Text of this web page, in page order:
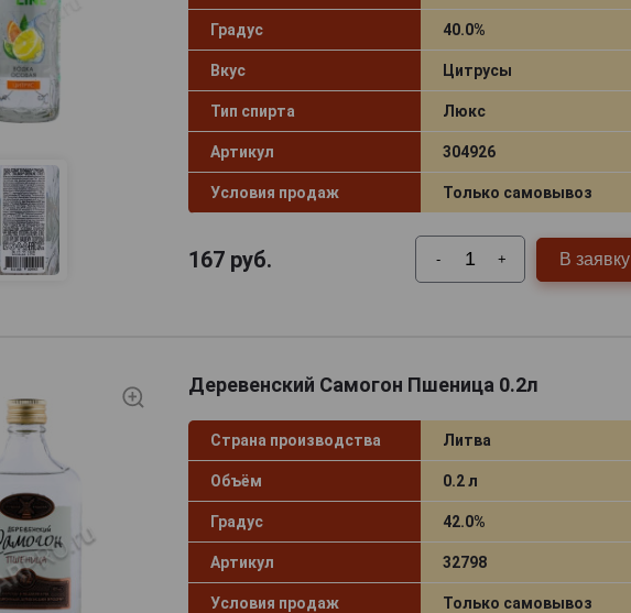
Градус 40.0%
Вкус Цитрусы
Тип спирта Люкс
Артикул 304926
Условия продаж Только самовывоз
167руб. - + В заявку
Деревенский Самогон Пшеница 0.2л
Страна производства Литва
Объём 0.2 л
Градус 42.0%
Артикул 32798
Условия продаж Только самовывоз